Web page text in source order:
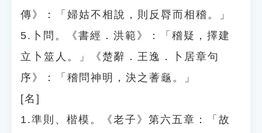
傳》：「婦姑不相說，則反脣而相稽。」
5.卜問。《書經．洪範》：「稽疑，擇建
立卜筮人。」《楚辭．王逸．卜居章句
序》：「稽問神明，決之蓍龜。」
[名]
1.準則、楷模。《老子》第六五章：「故